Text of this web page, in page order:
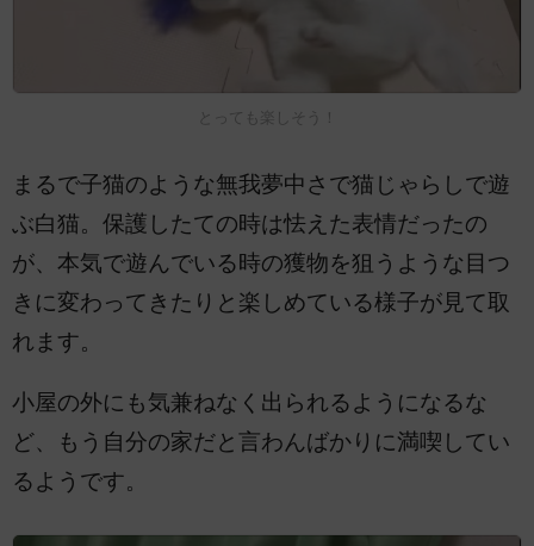
とっても楽しそう！
まるで子猫のような無我夢中さで猫じゃらしで遊
ぶ白猫。保護したての時は怯えた表情だったの
が、本気で遊んでいる時の獲物を狙うような目つ
きに変わってきたりと楽しめている様子が見て取
れます。
小屋の外にも気兼ねなく出られるようになるな
ど、もう自分の家だと言わんばかりに満喫してい
るようです。